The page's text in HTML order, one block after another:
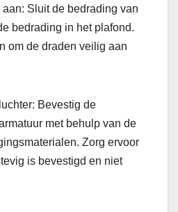
Sluit de bedrading van
bedrading in het plafond.
om de draden veilig aan
Bevestig de
met behulp van de
Zorg ervoor
is bevestigd en niet